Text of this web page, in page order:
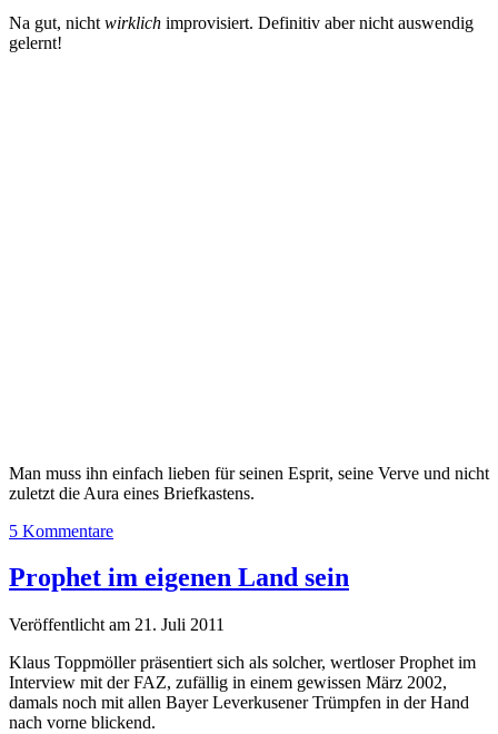
Na gut, nicht wirklich improvisiert. Definitiv aber nicht auswendig
gelernt!
Man muss ihn einfach lieben für seinen Esprit, seine Verve und nicht
zuletzt die Aura eines Briefkastens.
5 Kommentare
Prophet im eigenen Land sein
Veröffentlicht am 21. Juli 2011
Klaus Toppmöller präsentiert sich als solcher, wertloser Prophet im
Interview mit der FAZ, zufällig in einem gewissen März 2002,
damals noch mit allen Bayer Leverkusener Trümpfen in der Hand
nach vorne blickend.